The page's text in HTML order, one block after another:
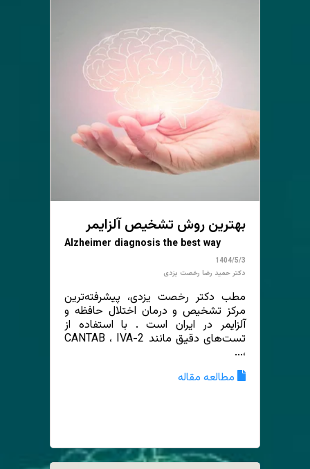
بهترین روش تشخیص آلزایمر
Alzheimer diagnosis the best way
1404/5/3
دکتر حمید رضا رخصت یزدی
مطب دکتر رخصت یزدی، پیشرفته‌ترین
مرکز تشخیص و درمان اختلال حافظه و
آلزایمر در ایران است . با استفاده از
تست‌های دقیق مانند CANTAB ، IVA-2
،...
مطالعه مقاله